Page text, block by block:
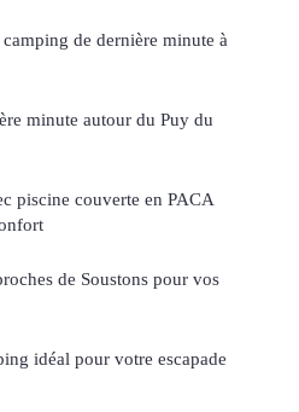
de dernière minute à
minute autour du Puy du
piscine couverte en PACA
de Soustons pour vos
idéal pour votre escapade